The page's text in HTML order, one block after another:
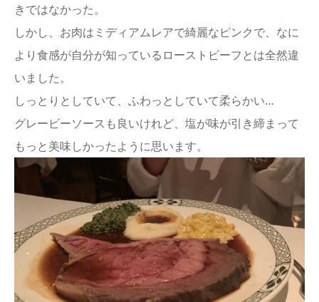
きではなかった。
しかし、お肉はミディアムレアで綺麗なピンクで、なに
より食感が自分が知っているローストビーフとは全然違
いました。
しっとりとしていて、ふわっとしていて柔らかい…
グレービーソースも良いけれど、塩が味が引き締まって
もっと美味しかったように思います。